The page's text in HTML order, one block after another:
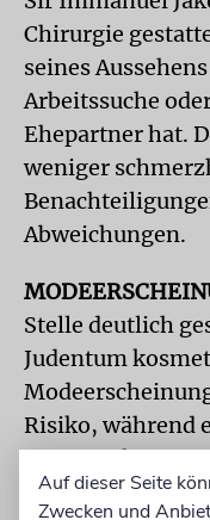
Chirurgie
seines
Arbeitssuche
Ehepartner hat.
weniger
Abweichungen.
Stelle deutlich
Judentum
Risiko, während
einer Narkose
geringer wird,
Auf dieser Seite
Zwecken und